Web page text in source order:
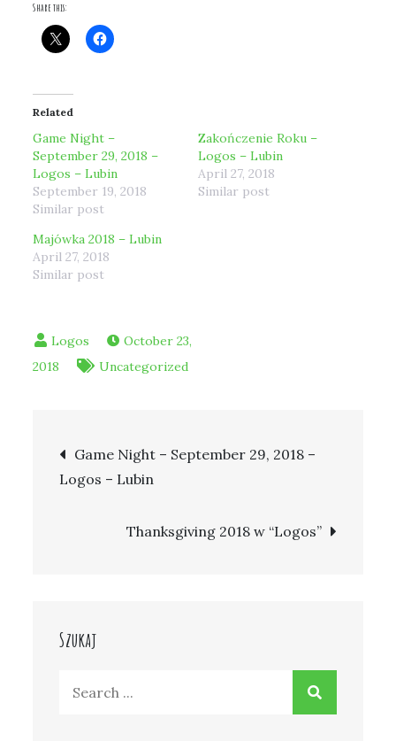
Share this:
Related
Game Night –
September 29, 2018 –
Logos – Lubin
September 19, 2018
Similar post
Zakończenie Roku –
Logos – Lubin
April 27, 2018
Similar post
Majówka 2018 – Lubin
April 27, 2018
Similar post
October 23,
2018
Uncategorized
Post
navigation
Game Night – September 29, 2018 –
Logos – Lubin
Thanksgiving 2018 w “Logos”
Szukaj